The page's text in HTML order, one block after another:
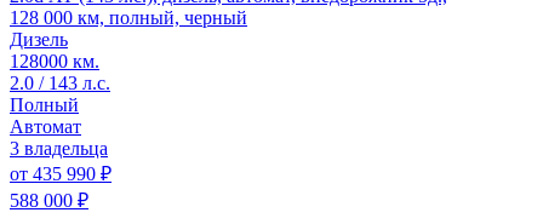
128 000 км, полный, черный
Дизель
128000 км.
2.0 / 143 л.с.
Полный
Автомат
3 владельца
от 435 990 ₽
588 000 ₽